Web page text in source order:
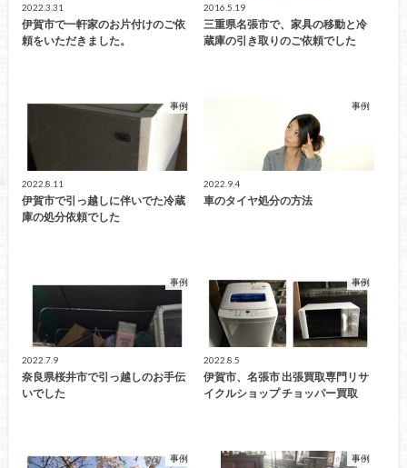
2022.3.31
伊賀市で一軒家のお片付けのご依
頼をいただきました。
2016.5.19
三重県名張市で、家具の移動と冷
蔵庫の引き取りのご依頼でした
事例
2022.8.11
伊賀市で引っ越しに伴いでた冷蔵
庫の処分依頼でした
事例
2022.9.4
車のタイヤ処分の方法
事例
2022.7.9
奈良県桜井市で引っ越しのお手伝
いでした
事例
2022.8.5
伊賀市、名張市 出張買取専門リサ
イクルショップ チョッパー買取
事例 事例